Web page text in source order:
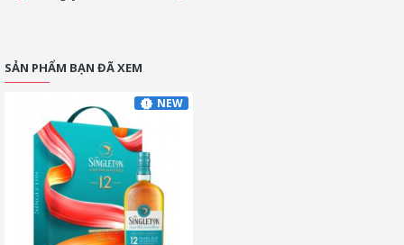
SẢN PHẨM BẠN ĐÃ XEM
NEW